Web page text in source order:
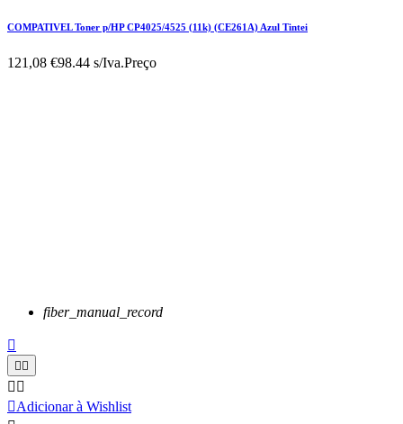
COMPATIVEL Toner p/HP CP4025/4525 (11k) (CE261A) Azul Tintei
121,08 €98.44 s/Iva.Preço
fiber_manual_record

 
 
Adicionar à Wishlist